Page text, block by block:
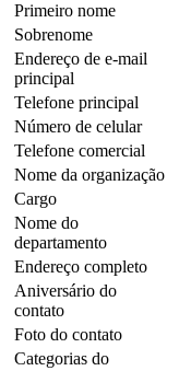
Primeiro nome
Sobrenome
Endereço de e-mail
principal
Telefone principal
Número de celular
Telefone comercial
Nome da organização
Cargo
Nome do
departamento
Endereço completo
Aniversário do
contato
Foto do contato
Categorias do